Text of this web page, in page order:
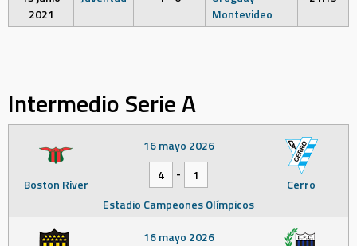
2021
Montevideo
Intermedio Serie A
Boston River Cerro
16 mayo 2026
4
-
1
Estadio Campeones Olímpicos
16 mayo 2026